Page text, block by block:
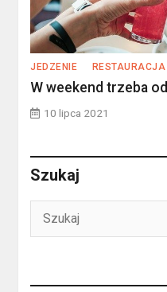
JEDZENIE RESTAURACJA
W weekend trzeba
10 lipca 2021
Szukaj